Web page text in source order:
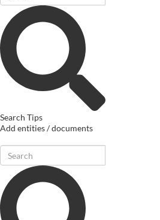
Search Tips
Add entities / documents